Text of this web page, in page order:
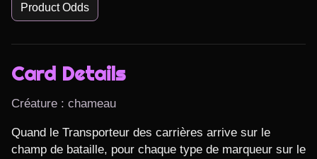
Product Odds
Card Details
Créature : chameau
Quand le Transporteur des carrières arrive sur le
champ de bataille, pour chaque type de marqueur sur le